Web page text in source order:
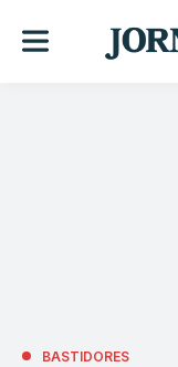
BASTIDORES